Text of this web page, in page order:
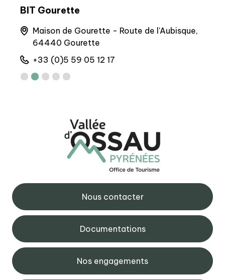
BIT Gourette
Maison de Gourette - Route de l'Aubisque,
64440 Gourette
+33 (0)5 59 05 12 17
Nous contacter
Documentations
Nos engagements